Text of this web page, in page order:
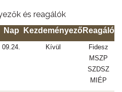
és reagálók
Nap KezdeményezőReagáló
09.24. Kívül
Fidesz
MSZP
SZDSZ
MIÉP